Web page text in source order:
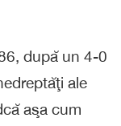
după un 4-0
ale
aşa cum